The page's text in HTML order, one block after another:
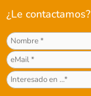
¿Le contactamos?